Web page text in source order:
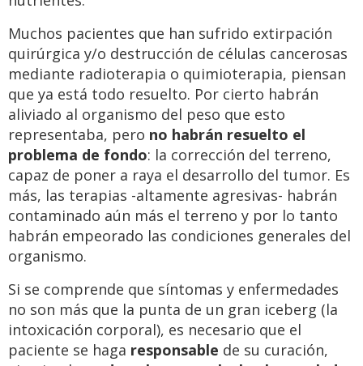
Muchos pacientes que han sufrido extirpación
quirúrgica y/o destrucción de células cancerosas
mediante radioterapia o quimioterapia, piensan
que ya está todo resuelto. Por cierto habrán
aliviado al organismo del peso que esto
representaba, pero no habrán resuelto el
problema de fondo: la corrección del terreno,
capaz de poner a raya el desarrollo del tumor. Es
más, las terapias -altamente agresivas- habrán
contaminado aún más el terreno y por lo tanto
habrán empeorado las condiciones generales del
organismo.
Si se comprende que síntomas y enfermedades
no son más que la punta de un gran iceberg (la
intoxicación corporal), es necesario que el
paciente se haga responsable de su curación,